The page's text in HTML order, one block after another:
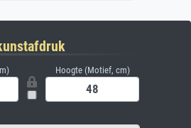
Hoogte (Motief, cm)